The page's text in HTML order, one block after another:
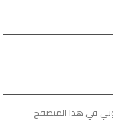
في هذا المتصفح